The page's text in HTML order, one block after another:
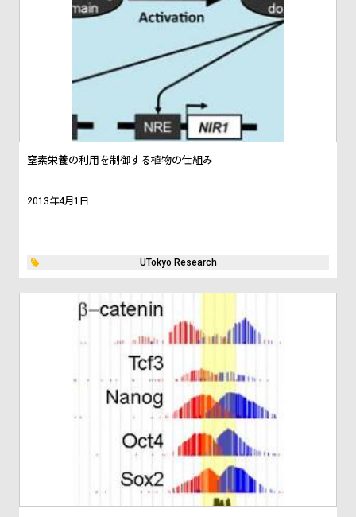
窒素栄養の利用を制御する植物の仕組み
2013年4月1日
UTokyo Research